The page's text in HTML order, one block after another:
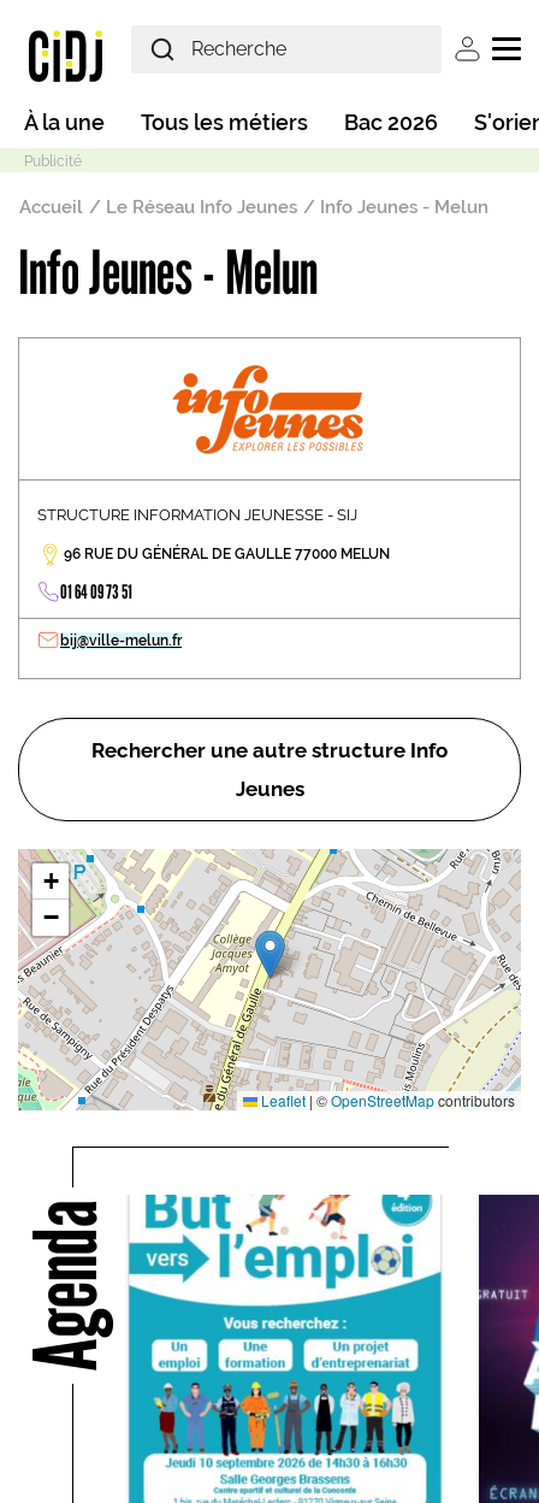
User
Main navigation
À la une Tous les métiers Bac 2026
Fil d'Ariane
Accueil Le Réseau Info Jeunes Info Jeunes - Melun
Info Jeunes - Melun
STRUCTURE INFORMATION JEUNESSE - SIJ
96 RUE DU GÉNÉRAL DE GAULLE 77000 MELUN
01 64 09 73 51
bij@ville-melun.fr
Rechercher une autre structure Info
Jeunes
+
−
Leaflet | ©OpenStreetMapcontributors
Agenda